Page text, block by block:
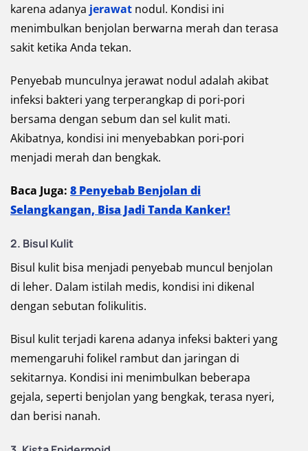
karena adanya jerawat nodul. Kondisi ini
menimbulkan benjolan berwarna merah dan terasa
sakit ketika Anda tekan.
Penyebab munculnya jerawat nodul adalah akibat
infeksi bakteri yang terperangkap di pori-pori
bersama dengan sebum dan sel kulit mati.
Akibatnya, kondisi ini menyebabkan pori-pori
menjadi merah dan bengkak.
Baca Juga: 8 Penyebab Benjolan di
Selangkangan, Bisa Jadi Tanda Kanker!
2. Bisul Kulit
Bisul kulit bisa menjadi penyebab muncul benjolan
di leher. Dalam istilah medis, kondisi ini dikenal
dengan sebutan folikulitis.
Bisul kulit terjadi karena adanya infeksi bakteri yang
memengaruhi folikel rambut dan jaringan di
sekitarnya. Kondisi ini menimbulkan beberapa
gejala, seperti benjolan yang bengkak, terasa nyeri,
dan berisi nanah.